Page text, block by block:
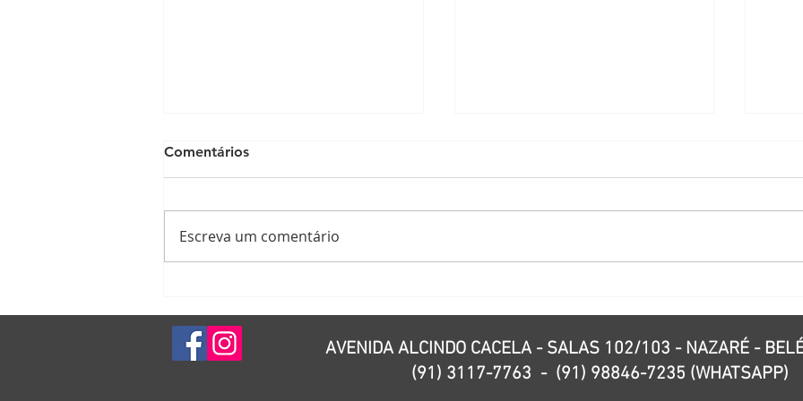
seus dentes
ANTES OU DEPOIS DO
Comentários
Escreva um comentário
AVENIDA ALCINDO CACELA - SALAS 102/103 - NAZARÉ -
(91) 3117-7763 - (91) 98846-7235 (WHATSAPP)